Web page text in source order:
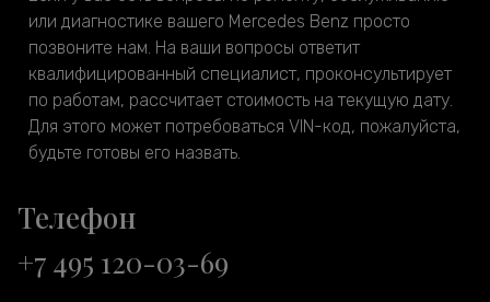
или диагностике вашего Mercedes Benz просто
позвоните нам. На ваши вопросы ответит
квалифицированный специалист, проконсультирует
по работам, рассчитает стоимость на текущую дату.
Для этого может потребоваться VIN-код, пожалуйста,
будьте готовы его назвать.
Телефон
+7 495 120-03-69